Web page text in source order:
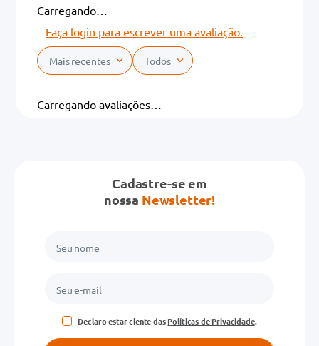
Carregando…
Faça login para escrever uma avaliação.
Mais recentes Todos
Carregando avaliações…
Cadastre-se em
nossa Newsletter!
Declaro estar ciente dasPolíticas de Privacidade.